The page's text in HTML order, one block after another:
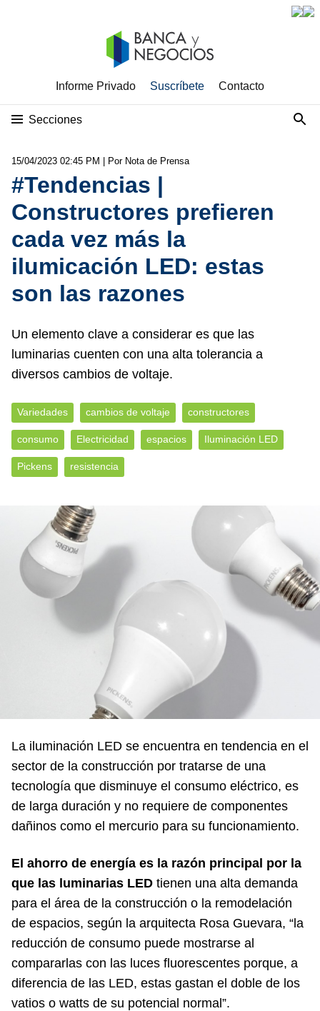
Informe Privado Suscríbete Contacto
Secciones
15/04/2023 02:45 PM | Por Nota de Prensa
#Tendencias |
Constructores prefieren
cada vez más la
ilumicación LED: estas
son las razones
Un elemento clave a considerar es que las
luminarias cuenten con una alta tolerancia a
diversos cambios de voltaje.
Variedades cambios de voltaje constructores
consumo Electricidad espacios Iluminación LED
Pickens resistencia
La iluminación LED se encuentra en tendencia en el
sector de la construcción por tratarse de una
tecnología que disminuye el consumo eléctrico, es
de larga duración y no requiere de componentes
dañinos como el mercurio para su funcionamiento.
El ahorro de energía es la razón principal por la
que las luminarias LED tienen una alta demanda
para el área de la construcción o la remodelación
de espacios, según la arquitecta Rosa Guevara, “la
reducción de consumo puede mostrarse al
compararlas con las luces fluorescentes porque, a
diferencia de las LED, estas gastan el doble de los
vatios o watts de su potencial normal”.